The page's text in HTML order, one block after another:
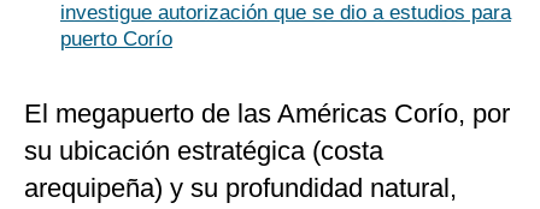
investigue autorización que se dio a estudios para
puerto Corío
El megapuerto de las Américas Corío, por
su ubicación estratégica (costa
arequipeña) y su profundidad natural,